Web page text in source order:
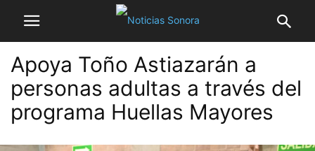
Apoya Toño Astiazarán a
personas adultas a través del
programa Huellas Mayores